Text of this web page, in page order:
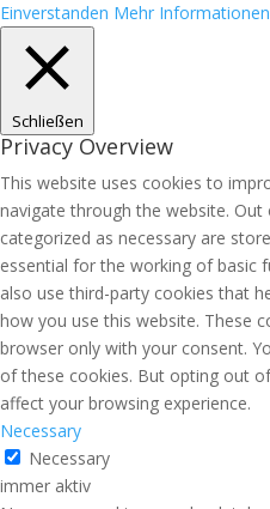
Einverstanden Mehr Informationen
Schließen
Privacy Overview
This website uses cookies to
navigate through the website.
categorized as necessary are
essential for the working of basic
also use third-party cookies that
how you use this website. These
browser only with your consent.
of these cookies. But opting out
affect your browsing experience.
Necessary
Necessary
immer aktiv